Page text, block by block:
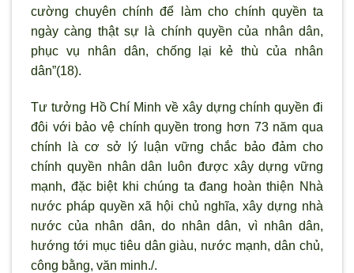
cường chuyên chính để làm cho chính quyền ta
ngày càng thật sự là chính quyền của nhân dân,
phục vụ nhân dân, chống lại kẻ thù của nhân
dân”(18).
Tư tưởng Hồ Chí Minh về xây dựng chính quyền đi
đôi với bảo vệ chính quyền trong hơn 73 năm qua
chính là cơ sở lý luận vững chắc bảo đảm cho
chính quyền nhân dân luôn được xây dựng vững
mạnh, đặc biệt khi chúng ta đang hoàn thiện Nhà
nước pháp quyền xã hội chủ nghĩa, xây dựng nhà
nước của nhân dân, do nhân dân, vì nhân dân,
hướng tới mục tiêu dân giàu, nước mạnh, dân chủ,
công bằng, văn minh./.